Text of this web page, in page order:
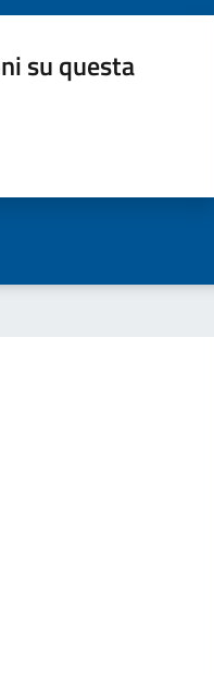
su questa